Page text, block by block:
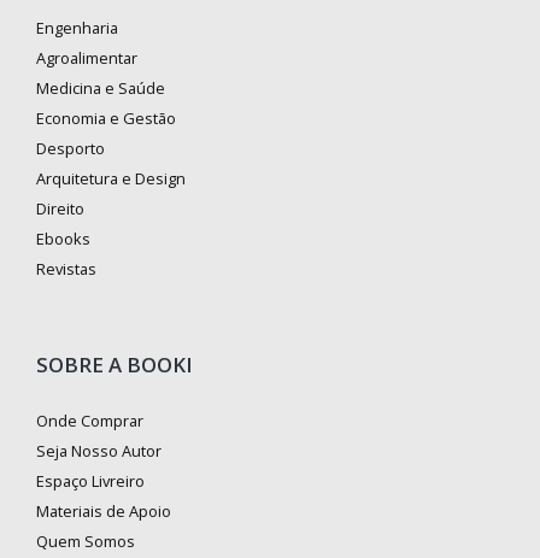
Engenharia
Agroalimentar
Medicina e Saúde
Economia e Gestão
Desporto
Arquitetura e Design
Direito
Ebooks
Revistas
SOBRE A BOOKI
Onde Comprar
Seja Nosso Autor
Espaço Livreiro
Materiais de Apoio
Quem Somos